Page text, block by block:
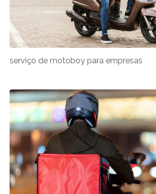
serviço de motoboy para empresas